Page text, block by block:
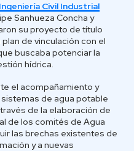
Ingeniería Civil Industrial
Sanhueza Concha y
su proyecto de título
de vinculación con el
buscaba potenciar la
hídrica.
el acompañamiento y
de agua potable
de la elaboración de
de los comités de Agua
las brechas existentes de
y a nuevas